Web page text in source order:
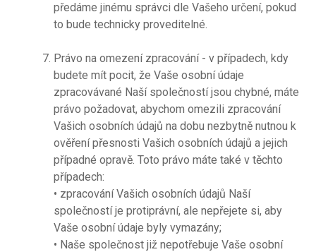
předáme jinému správci dle Vašeho určení, pokud
to bude technicky proveditelné.
Právo na omezení zpracování - v případech, kdy
budete mít pocit, že Vaše osobní údaje
zpracovávané Naší společností jsou chybné, máte
právo požadovat, abychom omezili zpracování
Vašich osobních údajů na dobu nezbytně nutnou k
ověření přesnosti Vašich osobních údajů a jejich
případné opravě. Toto právo máte také v těchto
případech:
• zpracování Vašich osobních údajů Naší
společností je protiprávní, ale nepřejete si, aby
Vaše osobní údaje byly vymazány;
• Naše společnost již nepotřebuje Vaše osobní